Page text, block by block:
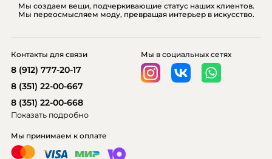
Мы создаем вещи, подчеркивающие статус наших клиентов.
Мы переосмысляем моду, превращая интерьер в искусство.
Мы принимаем к оплате
Мы в социальных сетях
Контакты для связи
8 (912) 777-20-17
8 (351) 22-00-667
8 (351) 22-00-668
Показать подробно